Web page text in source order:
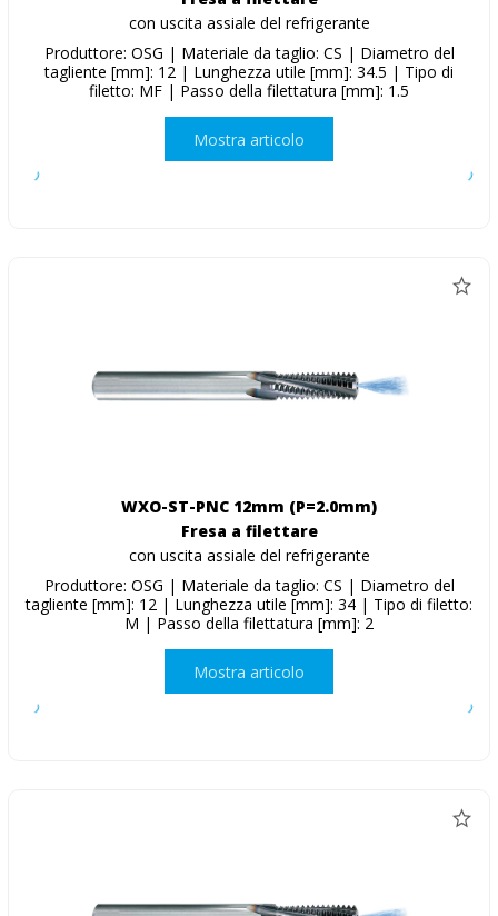
con uscita assiale del refrigerante
Produttore: OSG | Materiale da taglio: CS | Diametro del
tagliente [mm]: 12 | Lunghezza utile [mm]: 34.5 | Tipo di
filetto: MF | Passo della filettatura [mm]: 1.5
Mostra articolo
WXO-ST-PNC 12mm (P=2.0mm)
Fresa a filettare
con uscita assiale del refrigerante
Produttore: OSG | Materiale da taglio: CS | Diametro del
tagliente [mm]: 12 | Lunghezza utile [mm]: 34 | Tipo di filetto:
M | Passo della filettatura [mm]: 2
Mostra articolo